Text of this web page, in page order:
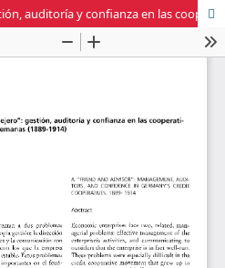
El "amigo y consejero": gestión, auditoría y confianza en las cooperativas de crédito alemanas (1889-1914)